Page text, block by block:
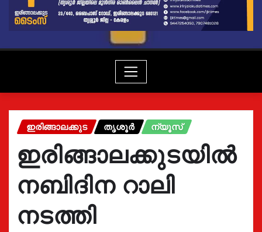
ഇരിങ്ങാലക്കുട തൃശൂർ ന്യൂസ്
ഇരിങ്ങാലക്കുടയിൽ
നബിദിന റാലി
നടത്തി